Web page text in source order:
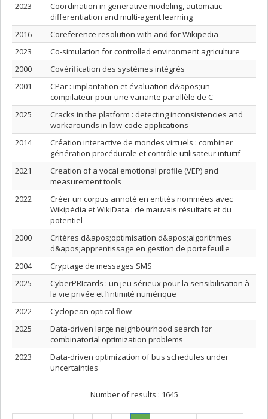
2023
Coordination in generative modeling, automatic
differentiation and multi-agent learning
2016
Coreference resolution with and for Wikipedia
2023
Co-simulation for controlled environment agriculture
2000
Covérification des systèmes intégrés
2001
CPar : implantation et évaluation d&apos;un
compilateur pour une variante parallèle de C
2025
Cracks in the platform : detecting inconsistencies and
workarounds in low-code applications
2014
Création interactive de mondes virtuels : combiner
génération procédurale et contrôle utilisateur intuitif
2021
Creation of a vocal emotional profile (VEP) and
measurement tools
2022
Créer un corpus annoté en entités nommées avec
Wikipédia et WikiData : de mauvais résultats et du
potentiel
2000
Critères d&apos;optimisation d&apos;algorithmes
d&apos;apprentissage en gestion de portefeuille
2004
Cryptage de messages SMS
2025
CyberPRIcards : un jeu sérieux pour la sensibilisation à
la vie privée et l’intimité numérique
2022
Cyclopean optical flow
2025
Data-driven large neighbourhood search for
combinatorial optimization problems
2023
Data-driven optimization of bus schedules under
uncertainties
Number of results : 1645